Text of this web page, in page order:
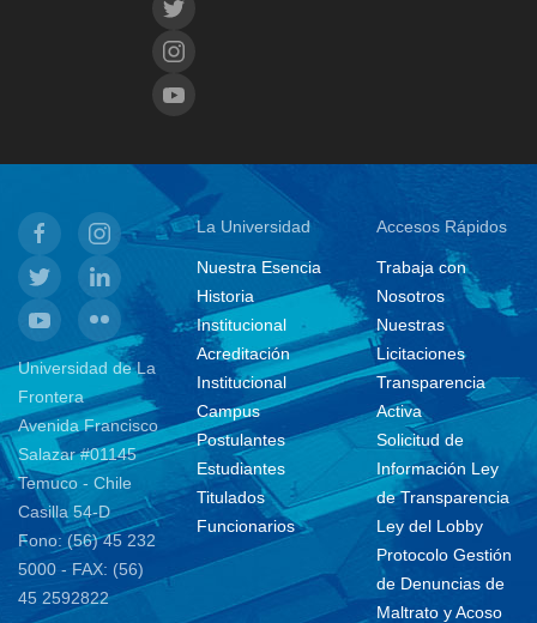
Universidad de La
Frontera
Avenida Francisco
Salazar #01145
Temuco - Chile
Casilla 54-D
Fono: (56) 45 232
5000 - FAX: (56)
45 2592822
La Universidad
Nuestra Esencia
Historia
Institucional
Acreditación
Institucional
Campus
Postulantes
Estudiantes
Titulados
Funcionarios
Accesos Rápidos
Trabaja con
Nosotros
Nuestras
Licitaciones
Transparencia
Activa
Solicitud de
Información Ley
de Transparencia
Ley del Lobby
Protocolo Gestión
de Denuncias de
Maltrato y Acoso